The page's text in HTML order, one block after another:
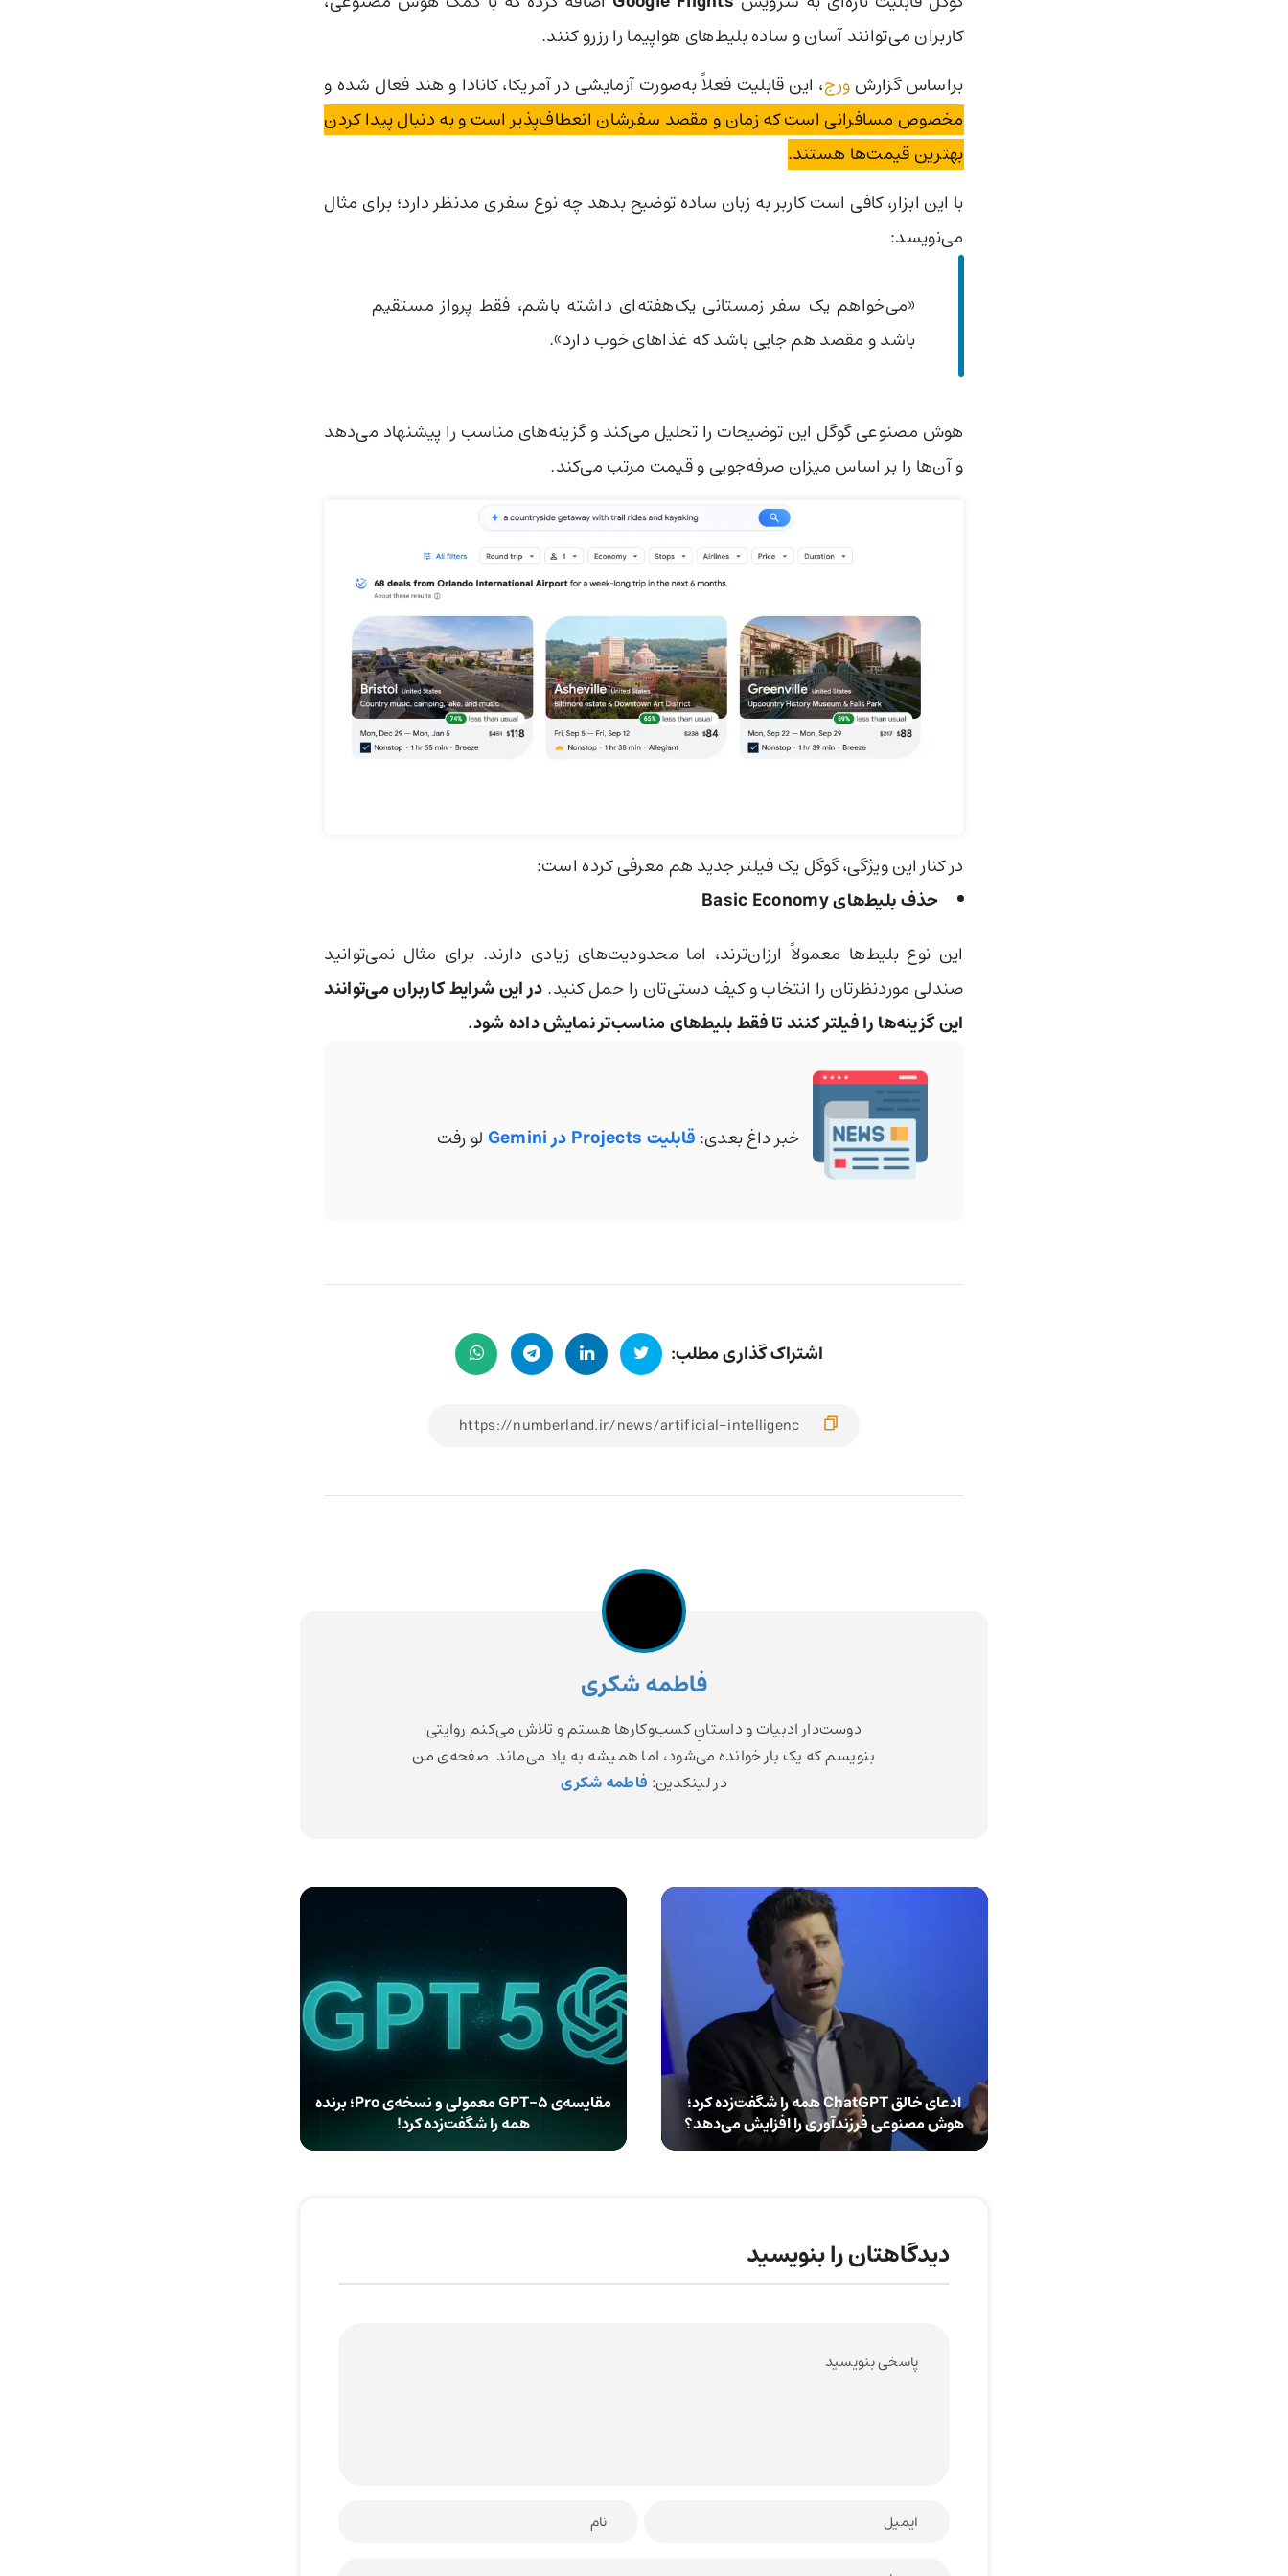
کاربران می‌توانند آسان و ساده بلیط‌های هواپیما را رزرو کنند.
براساس گزارشورج، این قابلیت فعلاً به‌صورت آزمایشی در آمریکا، کانادا و هند فعال شده و
مخصوص مسافرانی است که زمان و مقصد سفرشان انعطاف‌پذیر است و به دنبال پیدا کردن
بهترین قیمت‌ها هستند.
با این ابزار، کافی است کاربر به زبان ساده توضیح بدهد چه نوع سفری مدنظر دارد؛ برای مثال
می‌نویسد:
«می‌خواهم یک سفر زمستانی یک‌هفته‌ای داشته باشم، فقط پرواز مستقیم
باشد و مقصد هم جایی باشد که غذاهای خوب دارد».
هوش مصنوعی گوگل این توضیحات را تحلیل می‌کند و گزینه‌های مناسب را پیشنهاد می‌دهد
و آن‌ها را بر اساس میزان صرفه‌جویی و قیمت مرتب می‌کند.
در کنار این ویژگی، گوگل یک فیلتر جدید هم معرفی کرده است:
حذف بلیط‌های Basic Economy
این نوع بلیط‌ها معمولاً ارزان‌ترند، اما محدودیت‌های زیادی دارند. برای مثال نمی‌توانید
صندلی موردنظرتان را انتخاب و کیف دستی‌تان را حمل کنید.در این شرایط کاربران می‌توانند
این گزینه‌ها را فیلتر کنند تا فقط بلیط‌های مناسب‌تر نمایش داده شود.
خبر داغ بعدی:قابلیت Projects در Gemini لو رفت
اشتراک گذاری مطلب:
فاطمه شکری
دوست‌دار ادبیات و داستانِ کسب‌وکارها هستم و تلاش می‌کنم روایتی
بنویسم که یک بار خوانده می‌شود، اما همیشه به یاد می‌ماند. صفحه‌ی من
در لینکدین: فاطمه شکری
مقایسه‌ی GPT-5 معمولی و نسخه‌ی Pro؛ برنده
همه را شگفت‌زده کرد!
ادعای خالق ChatGPT همه را شگفت‌زده کرد؛
هوش مصنوعی فرزندآوری را افزایش می‌دهد؟
دیدگاهتان را بنویسید